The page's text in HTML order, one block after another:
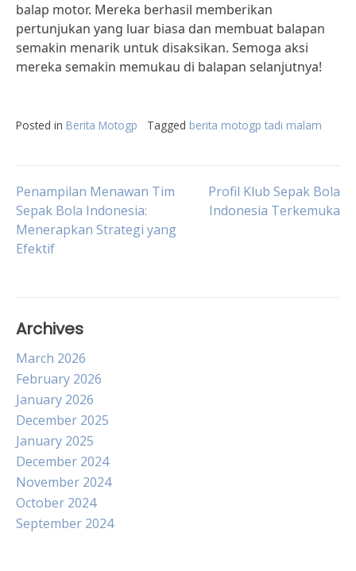
balap motor. Mereka berhasil memberikan
pertunjukan yang luar biasa dan membuat balapan
semakin menarik untuk disaksikan. Semoga aksi
mereka semakin memukau di balapan selanjutnya!
Posted in Berita Motogp Tagged berita motogp tadi malam
Post
navigation
Penampilan Menawan Tim
Sepak Bola Indonesia:
Menerapkan Strategi yang
Efektif
Profil Klub Sepak Bola
Indonesia Terkemuka
Archives
March 2026
February 2026
January 2026
December 2025
January 2025
December 2024
November 2024
October 2024
September 2024